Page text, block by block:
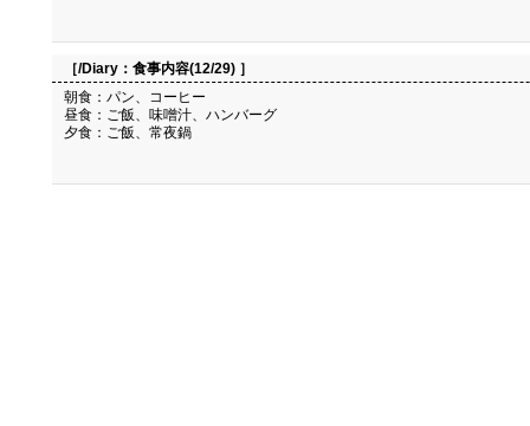
［/Diary： 食事内容(12/29) ］
朝食：パン、コーヒー
昼食：ご飯、味噌汁、ハンバーグ
夕食：ご飯、常夜鍋